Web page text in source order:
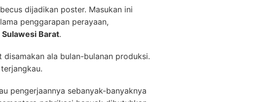
dijadikan poster. Masukan ini
penggarapan perayaan,
Sulawesi Barat.
ala bulan-bulanan produksi.
pengerjaannya sebanyak-banyaknya